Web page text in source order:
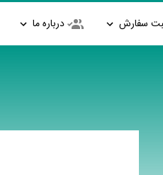
سفارش درباره ما